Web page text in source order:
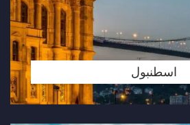
اسطنبول